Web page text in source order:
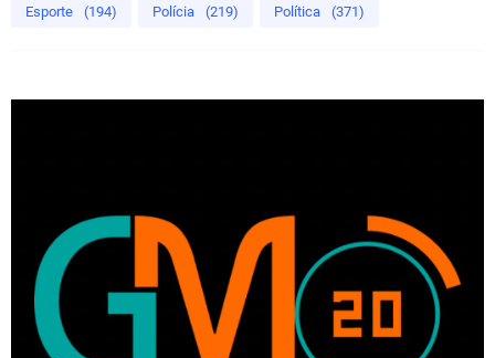
Esporte (194) Polícia (219) Política (371)